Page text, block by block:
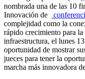
nombrada una de las 10
Innovación de
complejidad como la
rápido crecimiento para
infraestructura, el lunes
oportunidad de mostrar
jueces para tener la
marcha más innovadora